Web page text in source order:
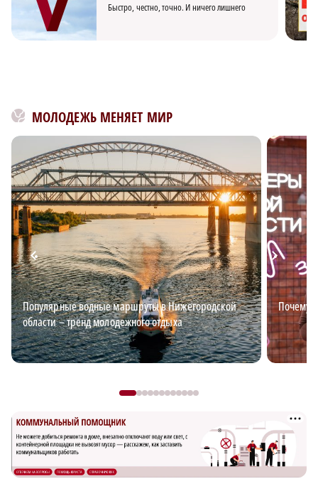
Быстро, честно, точно. И ничего лишнего
МОЛОДЕЖЬ МЕНЯЕТ МИР
Популярные водные маршруты в Нижегородской
области – тренд молодежного отдыха
Почему